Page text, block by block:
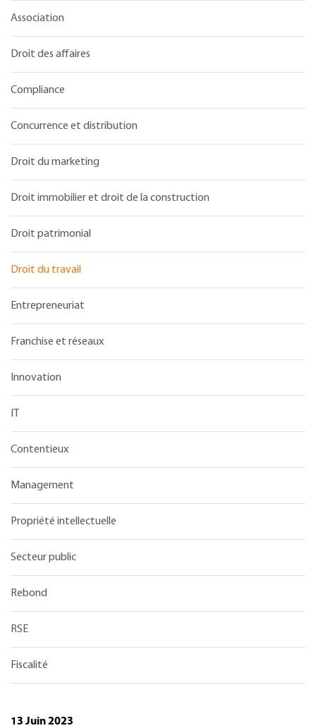
Association
Droit des affaires
Compliance
Concurrence et distribution
Droit du marketing
Droit immobilier et droit de la construction
Droit patrimonial
Droit du travail
Entrepreneuriat
Franchise et réseaux
Innovation
Contentieux
Management
Propriété intellectuelle
Secteur public
Rebond
RSE
Fiscalité
13 Juin 2023